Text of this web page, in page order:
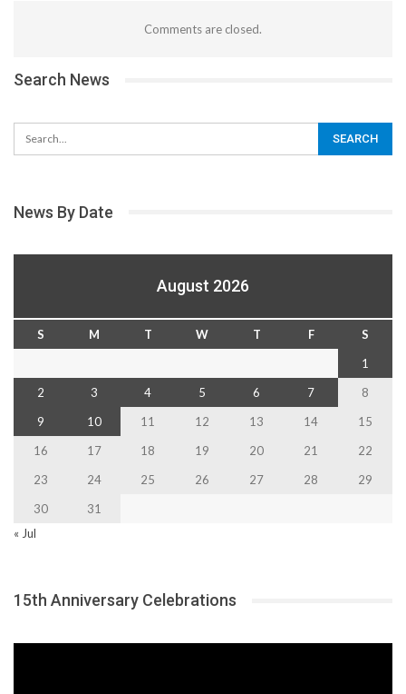
Comments are closed.
Search News
News By Date
August 2026
S M T W T F
S
1
2
3 4 5 6 7
8
9
10 11 12 13 14
15
16
17 18 19 20 21
22
23
24 25 26 27 28
29
30
31
« Jul
15th Anniversary Celebrations